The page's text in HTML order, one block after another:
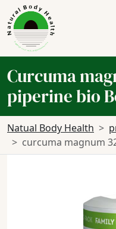
Curcuma
piperine bio
Natual Body Health
curcuma magnum